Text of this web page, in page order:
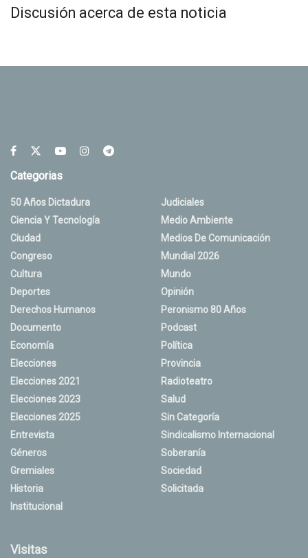
Discusión acerca de esta noticia
Categorias
50 Años Dictadura
Ciencia Y Tecnología
Ciudad
Congreso
Cultura
Deportes
Derechos Humanos
Documento
Economía
Elecciones
Elecciones 2021
Elecciones 2023
Elecciones 2025
Entrevista
Géneros
Gremiales
Historia
Institucional
Judiciales
Medio Ambiente
Medios De Comunicación
Mundial 2026
Mundo
Opinión
Peronismo 80 Años
Podcast
Política
Provincia
Radioteatro
Salud
Sin Categoría
Sindicalismo Internacional
Soberanía
Sociedad
Solicitada
Visitas